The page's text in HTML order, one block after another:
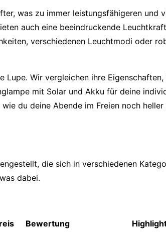
was zu immer leistungsfähigeren und
auch eine beeindruckende
verschiedenen Leuchtmodi oder
Lupe. Wir vergleichen ihre
mit Solar und Akku für deine
du deine Abende im Freien noch
die sich in verschiedenen
dabei.
Bewertung